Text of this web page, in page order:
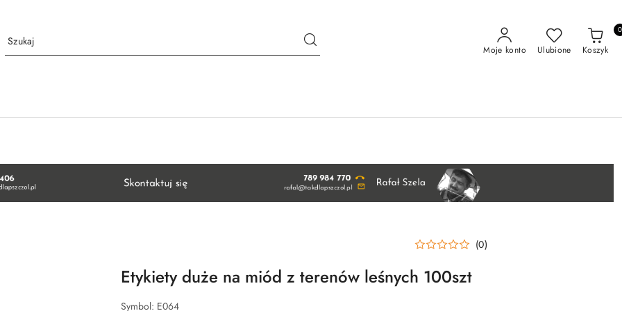
Moje konto Ulubione Koszyk
0
(0)
Etykiety duże na miód z terenów leśnych 100szt
Symbol: E064